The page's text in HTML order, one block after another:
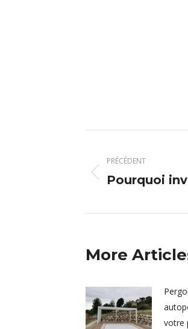
article
PRÉCÉDENT
Article
:
Pourquoi
More
votre